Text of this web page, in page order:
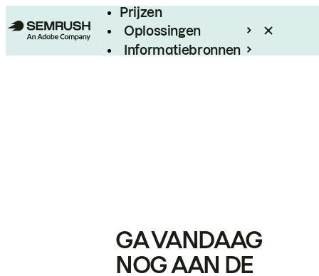
Prijzen
Oplossingen
Informatiebronnen
GA VANDAAG
NOG AAN DE